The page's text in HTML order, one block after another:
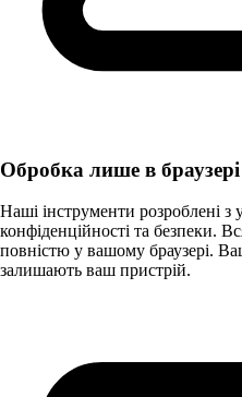
Обробка лише в браузері
Наші інструменти розроблені з
конфіденційності та безпеки.
повністю у вашому браузері.
залишають ваш пристрій.